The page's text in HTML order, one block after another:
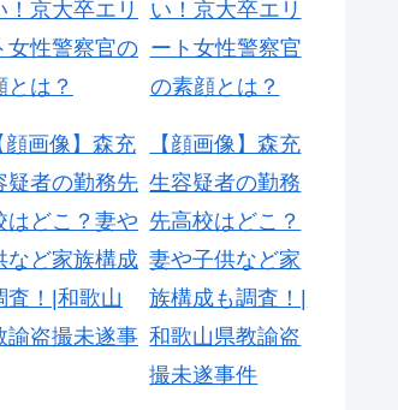
い！京大卒エリ
ート女性警察官
の素顔とは？
【顔画像】森充
生容疑者の勤務
先高校はどこ？
妻や子供など家
族構成も調査！|
和歌山県教諭盗
撮未遂事件